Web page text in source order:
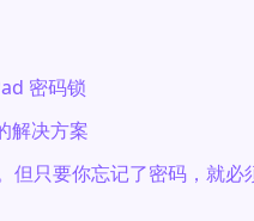
密码锁
解决方案
只要你忘记了密码，就必